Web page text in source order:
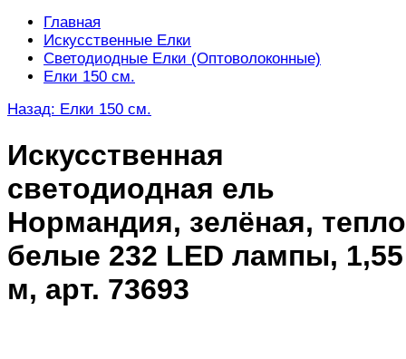
Главная
Искусственные Елки
Светодиодные Елки (Оптоволоконные)
Елки 150 см.
Назад: Елки 150 см.
Искусственная
светодиодная ель
Нормандия, зелёная, тепло
белые 232 LED лампы, 1,55
м, арт. 73693